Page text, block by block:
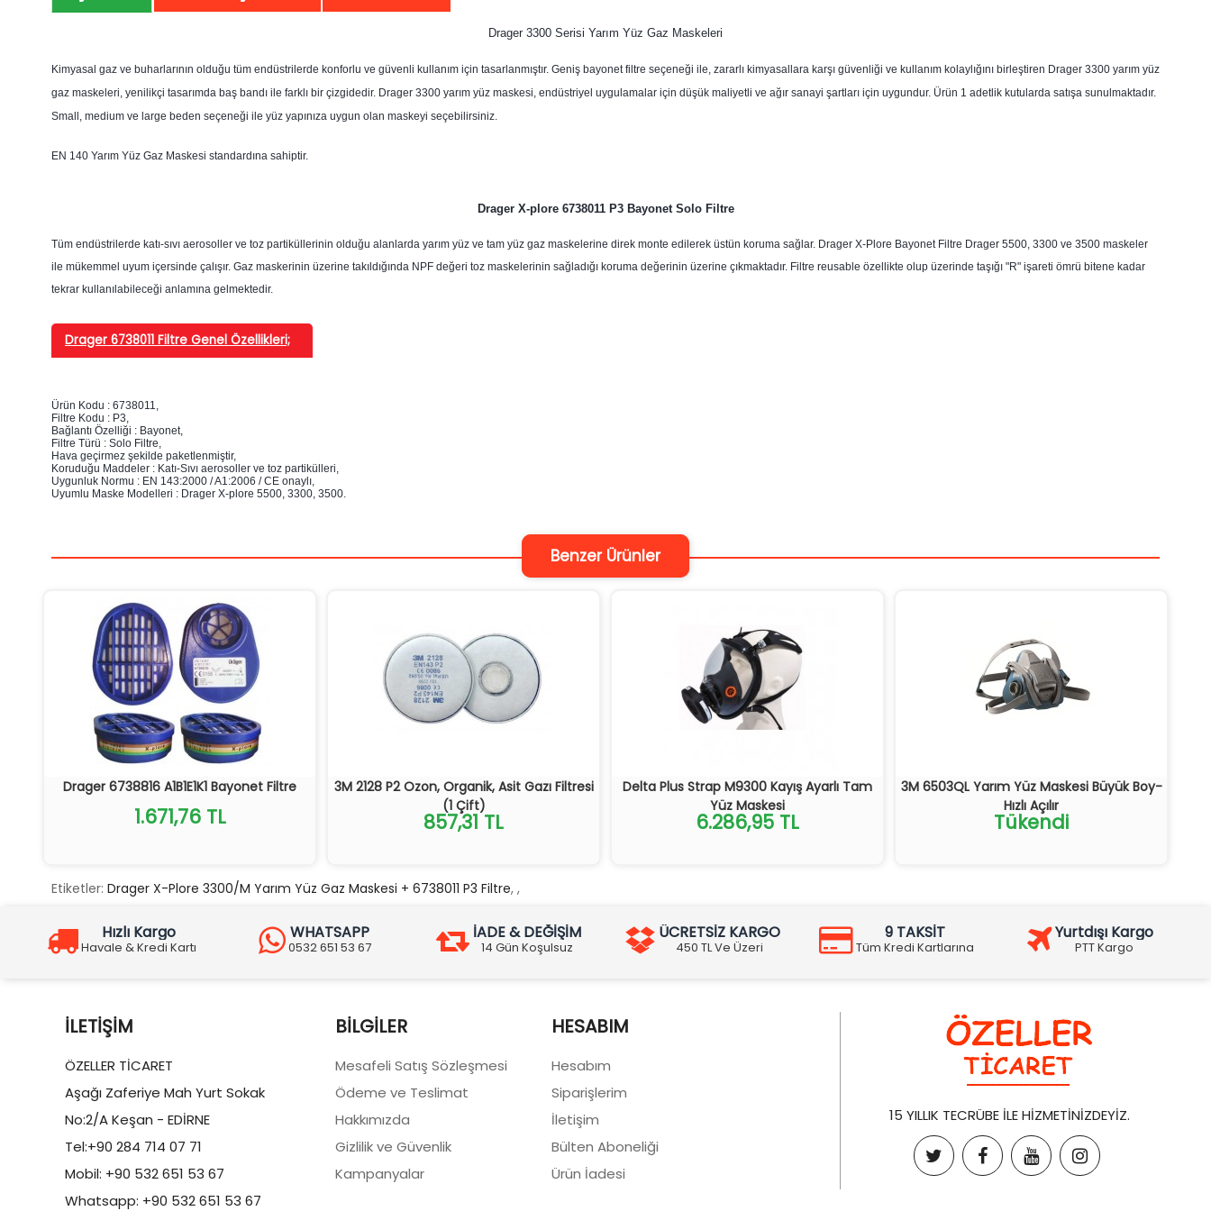
Drager 3300 Serisi Yarım Yüz Gaz Maskeleri
Kimyasal gaz ve buharlarının olduğu tüm endüstrilerde konforlu ve güvenli kullanım için tasarlanmıştır. Geniş bayonet filtre seçeneği ile, zararlı kimyasallara karşı güvenliği ve kullanım kolaylığını birleştiren Drager 3300 yarım yüz
gaz maskeleri, yenilikçi tasarımda baş bandı ile farklı bir çizgidedir. Drager 3300 yarım yüz maskesi, endüstriyel uygulamalar için düşük maliyetli ve ağır sanayi şartları için uygundur. Ürün 1 adetlik kutularda satışa sunulmaktadır.
Small, medium ve large beden seçeneği ile yüz yapınıza uygun olan maskeyi seçebilirsiniz.
EN 140 Yarım Yüz Gaz Maskesi standardına sahiptir.
Drager X-plore 6738011 P3 Bayonet Solo Filtre
Tüm endüstrilerde katı-sıvı aerosoller ve toz partiküllerinin olduğu alanlarda yarım yüz ve tam yüz gaz maskelerine direk monte edilerek üstün koruma sağlar. Drager X-Plore Bayonet Filtre Drager 5500, 3300 ve 3500 maskeler
ile mükemmel uyum içersinde çalışır. Gaz maskerinin üzerine takıldığında NPF değeri toz maskelerinin sağladığı koruma değerinin üzerine çıkmaktadır. Filtre reusable özellikte olup üzerinde taşığı "R" işareti ömrü bitene kadar
tekrar kullanılabileceği anlamına gelmektedir.
Drager 6738011 Filtre Genel Özellikleri;
Ürün Kodu : 6738011,
Filtre Kodu : P3,
Bağlantı Özelliği : Bayonet,
Filtre Türü : Solo Filtre,
Hava geçirmez şekilde paketlenmiştir,
Koruduğu Maddeler : Katı-Sıvı aerosoller ve toz partikülleri,
Uygunluk Normu : EN 143:2000 / A1:2006 / CE onaylı,
Uyumlu Maske Modelleri : Drager X-plore 5500, 3300, 3500.
Benzer Ürünler
Drager 6738816 A1B1E1K1 Bayonet Filtre
1.671,76 TL
3M 2128 P2 Ozon, Organik, Asit Gazı Filtresi
(1 Çift)
857,31 TL
Delta Plus Strap M9300 Kayış Ayarlı Tam
Yüz Maskesi
6.286,95 TL
3M 6503QL Yarım Yüz Maskesi Büyük Boy-
Hızlı Açılır
Tükendi
Etiketler: Drager X-Plore 3300/M Yarım Yüz Gaz Maskesi + 6738011 P3 Filtre, ,
Hızlı Kargo
Havale & Kredi Kartı
WHATSAPP
0532 651 53 67
İADE & DEĞİŞİM
14 Gün Koşulsuz
ÜCRETSİZ KARGO
450 TL Ve Üzeri
9 TAKSİT
Tüm Kredi Kartlarına
Yurtdışı Kargo
PTT Kargo
İLETIŞIM
ÖZELLER TİCARET
Aşağı Zaferiye Mah Yurt Sokak
No:2/A Keşan - EDİRNE
Tel:+90 284 714 07 71
Mobil: +90 532 651 53 67
Whatsapp: +90 532 651 53 67
BILGILER
Mesafeli Satış Sözleşmesi
Ödeme ve Teslimat
Hakkımızda
Gizlilik ve Güvenlik
Kampanyalar
HESABIM
Hesabım
Siparişlerim
İletişim
Bülten Aboneliği
Ürün İadesi
15 YILLIK TECRÜBE İLE HİZMETİNİZDEYİZ.